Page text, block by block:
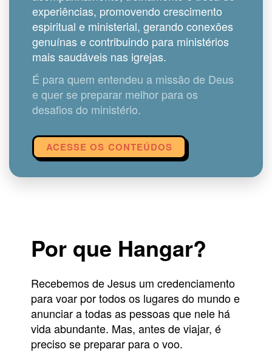
experiências, promovendo crescimento
espiritual e ministerial, gerando conexões
genuínas e contribuindo para ministérios
mais saudáveis nas igrejas.
É para quem entendeu a missão de Deus
e quer se preparar melhor para os
desafios do ministério.
ACESSE OS CONTEÚDOS
Por que Hangar?
Recebemos de Jesus um credenciamento
para voar por todos os lugares do mundo e
anunciar a todas as pessoas que nele há
vida abundante. Mas, antes de viajar, é
preciso se preparar para o voo.